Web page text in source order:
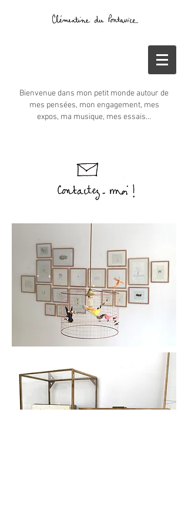
Bienvenue dans mon petit monde autour de
mes pensées, mon engagement, mes
expos, ma musique, mes essais...